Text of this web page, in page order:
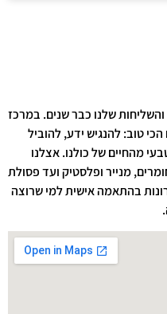
והשליחות שלנו כבר שנים. במרכז
טוב: להנגיש ידע, להוביל
מהחיים של כולנו. אצלנו
מנייר ופלסטיק ועד פסולת
בהתאמה אישית למי שרוצה